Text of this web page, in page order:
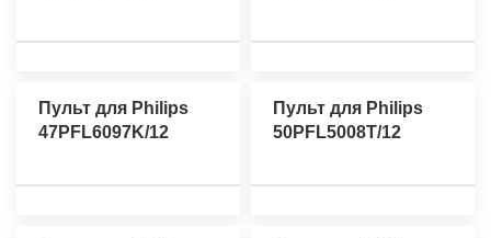
Пульт для Philips
47PFL6097K/12
Пульт для Philips
50PFL5008T/12